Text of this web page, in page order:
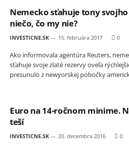
Nemecko sťahuje tony svojho
niečo, čo my nie?
INVESTICNE.SK 15. februára 2017 0
Ako informovala agentúra Reuters,
sťahuje svoje zlaté rezervy oveľa
presunulo z newyorskej pobočky
Euro na 14-ročnom minime.
teší
INVESTICNE.SK 20. decembra 2016 0